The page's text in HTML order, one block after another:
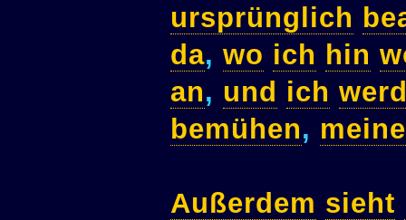
ursprünglich
da, wo ich hin
an, und ich
bemühen, meine
Außerdem sieht